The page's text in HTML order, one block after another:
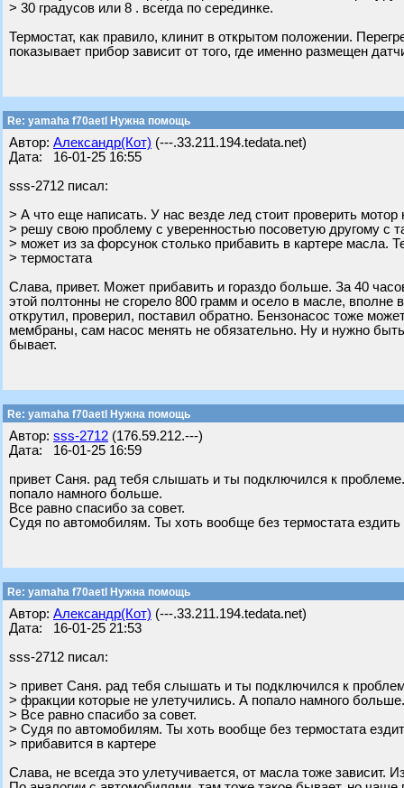
> 30 градусов или 8 . всегда по серединке.
Термостат, как правило, клинит в открытом положении.
показывает прибор зависит от того, где именно размещен
Re: yamaha f70aetl Нужна помощь
Автор: Александр(Кот) (---.33.211.194.tedata.net)
Дата: 16-01-25 16:55
sss-2712 писал:
> А что еще написать. У нас везде лед стоит проверить мотор
> решу свою проблему с уверенностью посоветую другому с
> может из за форсунок столько прибавить в картере масла.
> термостата
Слава, привет. Может прибавить и гораздо больше. За 40
этой полтонны не сгорело 800 грамм и осело в масле,
открутил, проверил, поставил обратно. Бензонасос тоже
мембраны, сам насос менять не обязательно. Ну и нужно
бывает.
Re: yamaha f70aetl Нужна помощь
Автор: sss-2712 (176.59.212.---)
Дата: 16-01-25 16:59
привет Саня. рад тебя слышать и ты подключился к
попало намного больше.
Все равно спасибо за совет.
Судя по автомобилям. Ты хоть вообще без термостата
Re: yamaha f70aetl Нужна помощь
Автор: Александр(Кот) (---.33.211.194.tedata.net)
Дата: 16-01-25 21:53
sss-2712 писал:
> привет Саня. рад тебя слышать и ты подключился к
> фракции которые не улетучились. А попало намного больше.
> Все равно спасибо за совет.
> Судя по автомобилям. Ты хоть вообще без термостата
> прибавится в картере
Слава, не всегда это улетучивается, от масла тоже зависит.